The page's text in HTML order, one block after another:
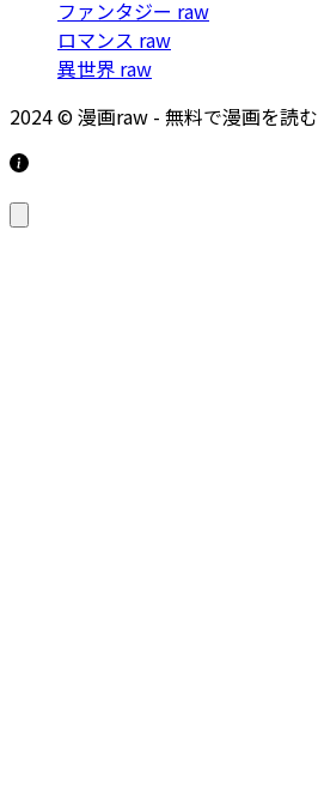
ファンタジー raw
ロマンス raw
異世界 raw
2024 © 漫画raw - 無料で漫画を読む